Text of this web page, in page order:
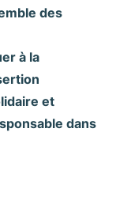
des
à la
et
dans